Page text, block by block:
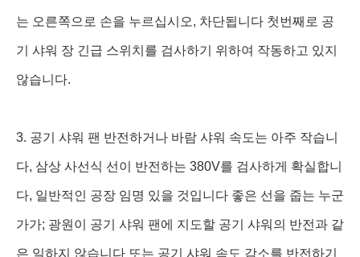
는 오른쪽으로 손을 누르십시오, 차단됩니다 첫번째로 공
기 샤워 장 긴급 스위치를 검사하기 위하여 작동하고 있지
않습니다.
3. 공기 샤워 팬 반전하거나 바람 샤워 속도는 아주 작습니
다, 삼상 사선식 선이 반전하는 380V를 검사하게 확실합니
다, 일반적인 공장 임명 있을 것입니다 좋은 선을 줍는 누군
가가; 광원이 공기 샤워 팬에 지도할 공기 샤워의 반전과 같
은 일하지 않습니다 또는 공기 샤워 속도 감소를 반전하기